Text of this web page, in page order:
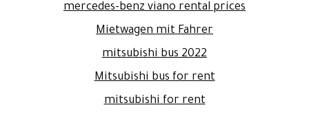
mercedes-benz viano rental prices
Mietwagen mit Fahrer
mitsubishi bus 2022
Mitsubishi bus for rent
mitsubishi for rent